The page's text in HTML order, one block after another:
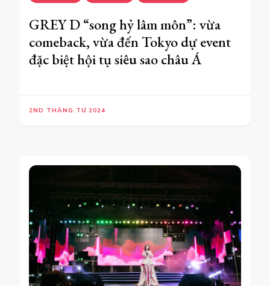
GREY D “song hỷ lâm môn”: vừa
comeback, vừa đến Tokyo dự event
đặc biệt hội tụ siêu sao châu Á
2ND THÁNG TƯ 2024